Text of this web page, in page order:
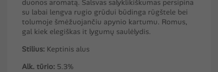
duonos aromatą. Salsvas salyklikiškumas persipina
su labai lengva rugio grūdui būdinga rūgštele bei
tolumoje šmėžuojančiu apynio kartumu. Romus,
gal kiek elegiškas it lygumų saulėlydis.
Stilius: Keptinis alus
Alk. tūrio: 5.3%